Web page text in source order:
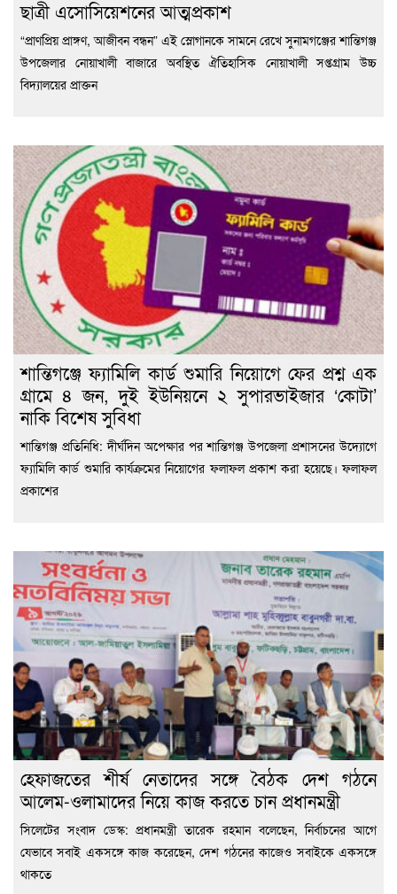
ছাত্রী এসোসিয়েশনের আত্মপ্রকাশ
“প্রাণপ্রিয় প্রাঙ্গণ, আজীবন বন্ধন” এই স্লোগানকে সামনে রেখে সুনামগঞ্জের শান্তিগঞ্জ
উপজেলার নোয়াখালী বাজারে অবস্থিত ঐতিহাসিক নোয়াখালী সপ্তগ্রাম উচ্চ
বিদ্যালয়ের প্রাক্তন
শান্তিগঞ্জে ফ্যামিলি কার্ড শুমারি নিয়োগে ফের প্রশ্ন এক
গ্রামে ৪ জন, দুই ইউনিয়নে ২ সুপারভাইজার ‘কোটা’
নাকি বিশেষ সুবিধা
শান্তিগঞ্জ প্রতিনিধি: দীর্ঘদিন অপেক্ষার পর শান্তিগঞ্জ উপজেলা প্রশাসনের উদ্যোগে
ফ্যামিলি কার্ড শুমারি কার্যক্রমের নিয়োগের ফলাফল প্রকাশ করা হয়েছে। ফলাফল
প্রকাশের
হেফাজতের শীর্ষ নেতাদের সঙ্গে বৈঠক দেশ গঠনে
আলেম-ওলামাদের নিয়ে কাজ করতে চান প্রধানমন্ত্রী
সিলেটের সংবাদ ডেস্ক: প্রধানমন্ত্রী তারেক রহমান বলেছেন, নির্বাচনের আগে
যেভাবে সবাই একসঙ্গে কাজ করেছেন, দেশ গঠনের কাজেও সবাইকে একসঙ্গে
থাকতে